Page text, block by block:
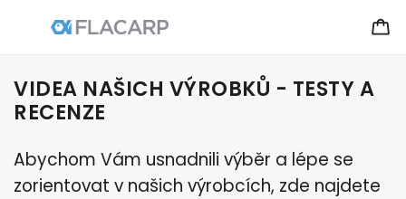
VIDEA NAŠICH VÝROBKŮ - TESTY A
RECENZE
Abychom Vám usnadnili výběr a lépe se
zorientovat v našich výrobcích, zde najdete